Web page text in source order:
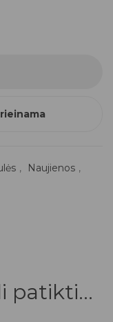
, Naujienos ,
patikti...